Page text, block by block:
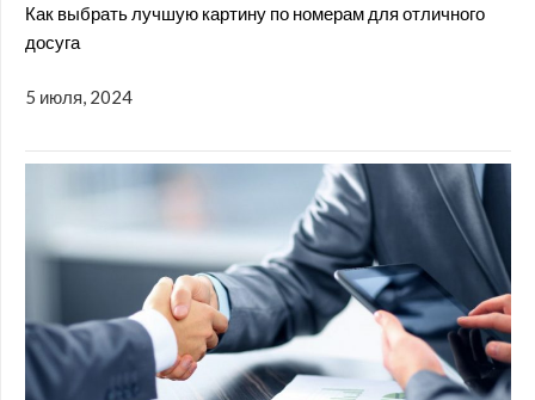
Как выбрать лучшую картину по номерам для отличного
досуга
5 июля, 2024